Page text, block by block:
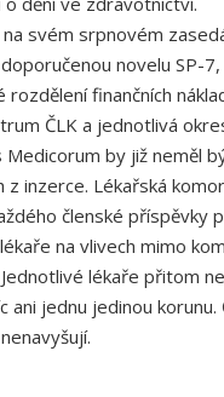
svém srpnovém
novelu SP-
finančních
ČLK a jednotlivá
by již neměl
z inzerce. Lékařská
členské příspěvky
na vlivech mimo
lékaře přitom
ani jednu jedinou korunu.